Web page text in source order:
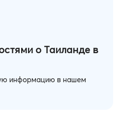
о Таиланде в
информацию в нашем